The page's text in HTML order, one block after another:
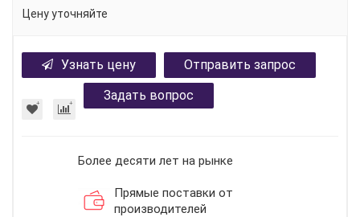
Цену уточняйте
Узнать цену
Отправить запрос
Задать вопрос
Более десяти лет на рынке
Прямые поставки от
производителей